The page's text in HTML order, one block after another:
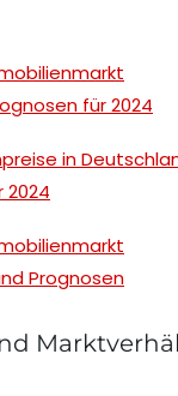
für 2024
in
2024
Prognosen